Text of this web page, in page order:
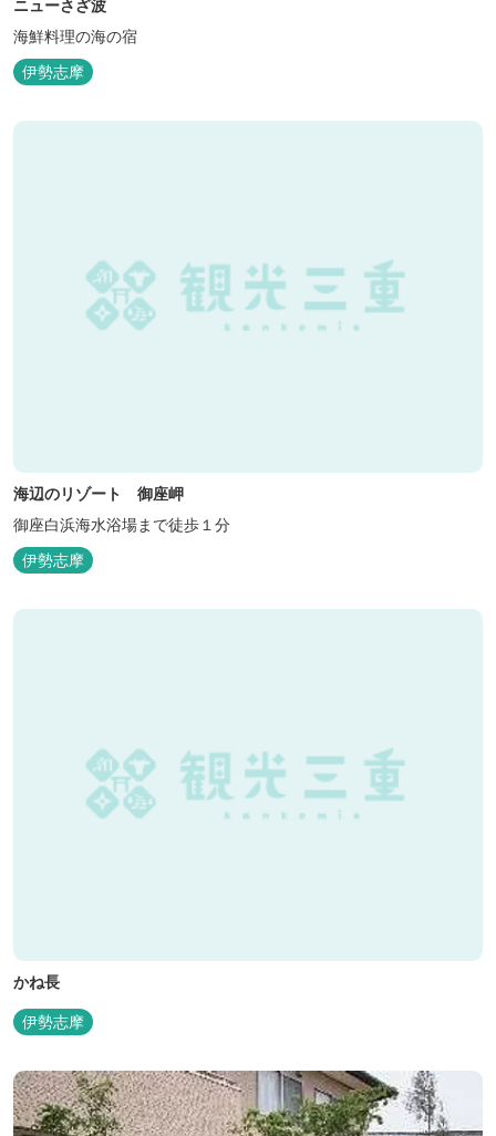
ニューさざ波
海鮮料理の海の宿
伊勢志摩
海辺のリゾート 御座岬
御座白浜海水浴場まで徒歩１分
伊勢志摩
かね長
伊勢志摩